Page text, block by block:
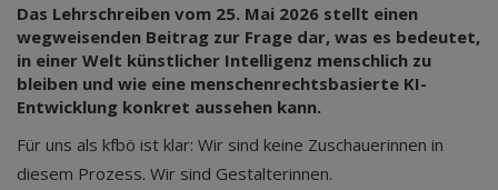
Das Lehrschreiben vom 25. Mai 2026 stellt einen
wegweisenden Beitrag zur Frage dar, was es bedeutet,
in einer Welt künstlicher Intelligenz menschlich zu
bleiben und wie eine menschenrechtsbasierte KI-
Entwicklung konkret aussehen kann.
Für uns als kfbö ist klar: Wir sind keine Zuschauerinnen in
diesem Prozess. Wir sind Gestalterinnen.